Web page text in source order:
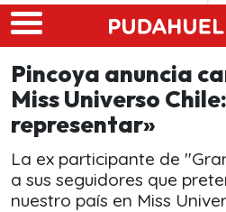
Skip to main content
Pincoya anuncia
Miss Universo
representar»
La ex participante de
a sus seguidores que
nuestro país en Miss